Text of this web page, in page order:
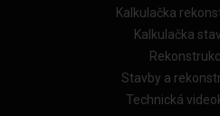
Kalkulačka
Kalkulačka
Stavby a
Technická